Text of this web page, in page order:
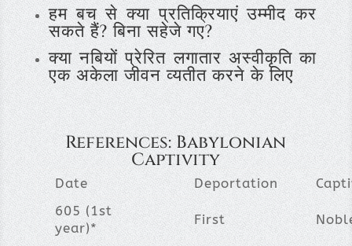
हम बच से क्या प्रतिक्रियाएं उम्मीद कर
सकते हैं? बिना सहेजे गए?
क्या नबियों प्रेरित लगातार अस्वीकृति का
एक अकेला जीवन व्यतीत करने के लिए
References: Babylonian
Captivity
Date Deportation
605 (1st
year)*
First